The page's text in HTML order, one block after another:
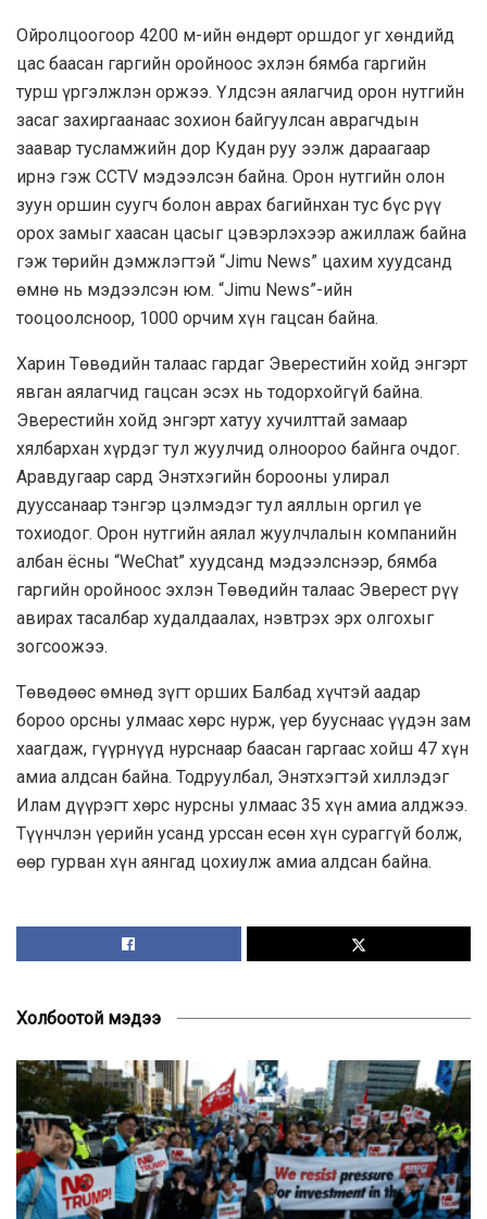
Ойролцоогоор 4200 м-ийн өндөрт оршдог уг хөндийд
цас баасан гаргийн оройноос эхлэн бямба гаргийн
турш үргэлжлэн оржээ. Үлдсэн аялагчид орон нутгийн
засаг захиргаанаас зохион байгуулсан аврагчдын
заавар тусламжийн дор Кудан руу ээлж дараагаар
ирнэ гэж CCTV мэдээлсэн байна. Орон нутгийн олон
зуун оршин суугч болон аврах багийнхан тус бүс рүү
орох замыг хаасан цасыг цэвэрлэхээр ажиллаж байна
гэж төрийн дэмжлэгтэй “Jimu News” цахим хуудсанд
өмнө нь мэдээлсэн юм. “Jimu News”-ийн
тооцоолсноор, 1000 орчим хүн гацсан байна.
Харин Төвөдийн талаас гардаг Эверестийн хойд энгэрт
явган аялагчид гацсан эсэх нь тодорхойгүй байна.
Эверестийн хойд энгэрт хатуу хучилттай замаар
хялбархан хүрдэг тул жуулчид олноороо байнга очдог.
Аравдугаар сард Энэтхэгийн борооны улирал
дууссанаар тэнгэр цэлмэдэг тул аяллын оргил үе
тохиодог. Орон нутгийн аялал жуулчлалын компанийн
албан ёсны “WeChat” хуудсанд мэдээлснээр, бямба
гаргийн оройноос эхлэн Төвөдийн талаас Эверест рүү
авирах тасалбар худалдаалах, нэвтрэх эрх олгохыг
зогсоожээ.
Төвөдөөс өмнөд зүгт орших Балбад хүчтэй аадар
бороо орсны улмаас хөрс нурж, үер бууснаас үүдэн зам
хаагдаж, гүүрнүүд нурснаар баасан гаргаас хойш 47 хүн
амиа алдсан байна. Тодруулбал, Энэтхэгтэй хиллэдэг
Илам дүүрэгт хөрс нурсны улмаас 35 хүн амиа алджээ.
Түүнчлэн үерийн усанд урссан есөн хүн сураггүй болж,
өөр гурван хүн аянгад цохиулж амиа алдсан байна.
Холбоотой мэдээ